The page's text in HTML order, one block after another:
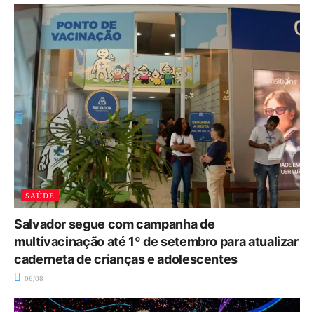
SAÚDE
Salvador segue com campanha de
multivacinação até 1º de setembro para atualizar
caderneta de crianças e adolescentes
06/08